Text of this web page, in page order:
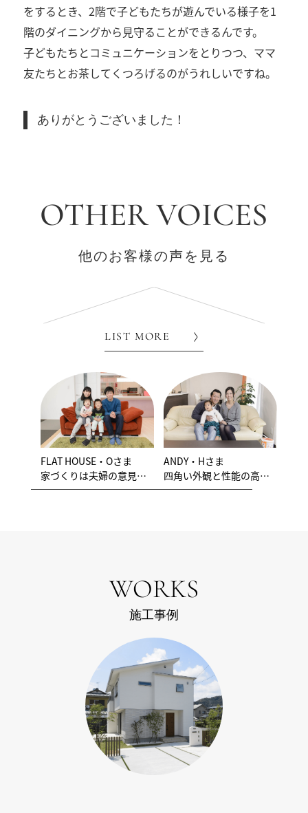
をするとき、2階で子どもたちが遊んでいる様子を1
階のダイニングから見守ることができるんです。
子どもたちとコミュニケーションをとりつつ、ママ
友たちとお茶してくつろげるのがうれしいですね。
ありがとうございました！
OTHER VOICES
他のお客様の声を見る
LIST MORE
FLAT HOUSE・Oさま
家づくりは夫婦の意見を
尊重し合ういい機会にも
ANDY・Hさま
四角い外観と性能の高さ
に惹かれました
WORKS
施工事例